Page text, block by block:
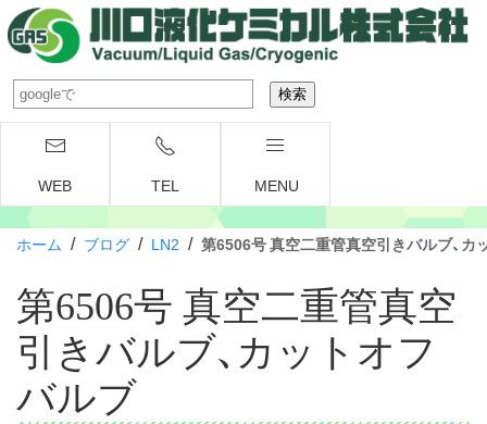
WEB TEL MENU
ホーム / ブログ / LN2 / 第6506号 真空二重管真空引きバルブ、カ
第6506号 真空二重管真空
引きバルブ、カットオフ
バルブ